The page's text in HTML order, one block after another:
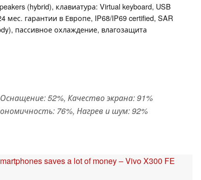
(hybrid), клавиатура: Virtual keyboard, USB
мес. гарантии в Европе, IP68/​IP69 certified, SAR
пассивное охлаждение, влагозащита
52%, Качество экрана: 91%
76%, Нагрев и шум: 92%
saves a lot of money – Vivo X300 FE